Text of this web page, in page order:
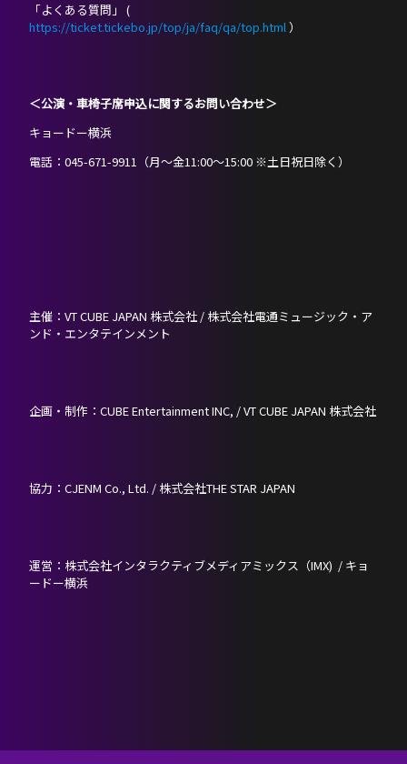
「よくある質問」 (
https://ticket.tickebo.jp/top/ja/faq/qa/top.html）
＜公演・車椅子席申込に関するお問い合わせ＞
キョードー横浜
電話：045-671-9911（月～金11:00～15:00 ※土日祝日除く）
主催：VT CUBE JAPAN 株式会社 / 株式会社電通ミュージック・ア
ンド・エンタテインメント
企画・制作：CUBE Entertainment INC, / VT CUBE JAPAN 株式会社
協力：CJENM Co., Ltd. / 株式会社THE STAR JAPAN
運営：株式会社インタラクティブメディアミックス（IMX) / キョ
ードー横浜
KR JP